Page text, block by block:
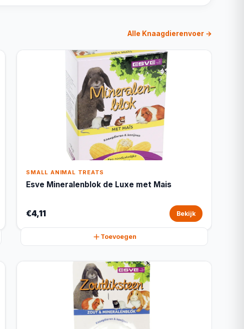
Alle Knaagdierenvoer →
SMALL ANIMAL TREATS
Esve Mineralenblok de Luxe met Mais
€4,11 Bekijk
Toevoegen